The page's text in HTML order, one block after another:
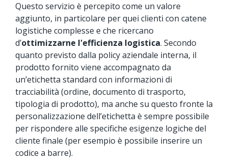
Questo servizio è percepito come un valore
aggiunto, in particolare per quei clienti con catene
logistiche complesse e che ricercano
d’ottimizzarne l'efficienza logistica. Secondo
quanto previsto dalla policy aziendale interna, il
prodotto fornito viene accompagnato da
un’etichetta standard con informazioni di
tracciabilità (ordine, documento di trasporto,
tipologia di prodotto), ma anche su questo fronte la
personalizzazione dell’etichetta è sempre possibile
per rispondere alle specifiche esigenze logiche del
cliente finale (per esempio è possibile inserire un
codice a barre).